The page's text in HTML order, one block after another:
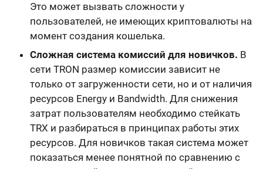
Это может вызвать сложности у
пользователей, не имеющих криптовалюты на
момент создания кошелька.
Сложная система комиссий для новичков. В
сети TRON размер комиссии зависит не
только от загруженности сети, но и от наличия
ресурсов Energy и Bandwidth. Для снижения
затрат пользователям необходимо стейкать
TRX и разбираться в принципах работы этих
ресурсов. Для новичков такая система может
показаться менее понятной по сравнению с